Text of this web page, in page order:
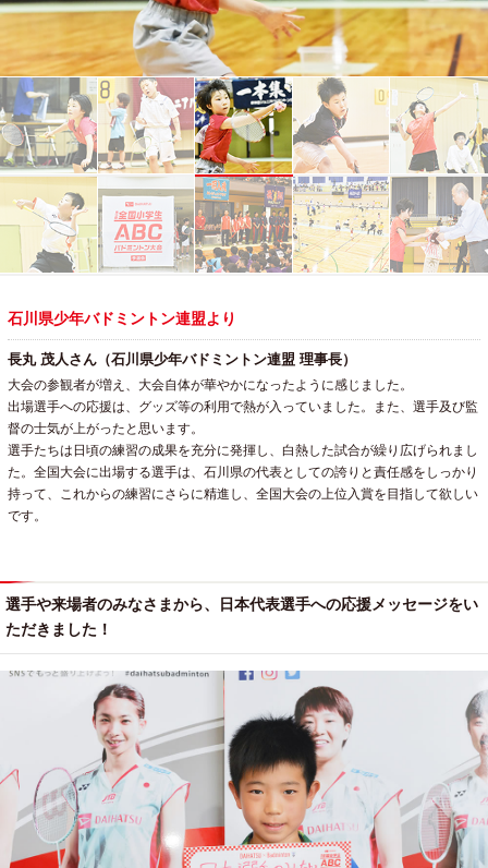
石川県少年バドミントン連盟より
長丸 茂人さん（石川県少年バドミントン連盟 理事長）
大会の参観者が増え、大会自体が華やかになったように感じました。
出場選手への応援は、グッズ等の利用で熱が入っていました。また、選手及び監
督の士気が上がったと思います。
選手たちは日頃の練習の成果を充分に発揮し、白熱した試合が繰り広げられまし
た。全国大会に出場する選手は、石川県の代表としての誇りと責任感をしっかり
持って、これからの練習にさらに精進し、全国大会の上位入賞を目指して欲しい
です。
選手や来場者のみなさまから、日本代表選手への応援メッセージをい
ただきました！